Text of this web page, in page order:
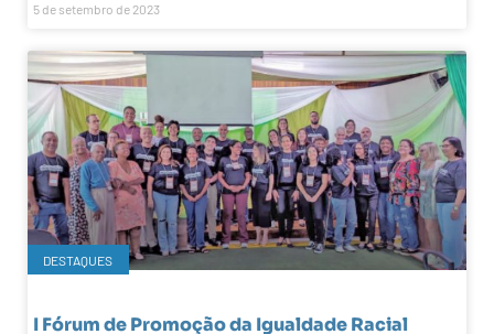
5 de setembro de 2023
DESTAQUES
I Fórum de Promoção da Igualdade Racial